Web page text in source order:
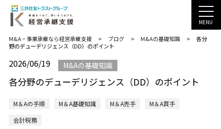
MENU
M&A・事業承継なら経営承継支援 > ブログ > M&Aの基礎知識 >
各分
野のデューデリジェンス（DD）のポイント
2026/06/19 M&Aの基礎知識
各分野のデューデリジェンス（DD）のポイント
M＆Aの手順 M＆A基礎知識 M＆A売手
M＆A買手
会計税務